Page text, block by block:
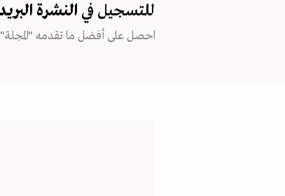
للتسجيل في النشرة
احصل على أفضل ما تقدمه "المجلة"